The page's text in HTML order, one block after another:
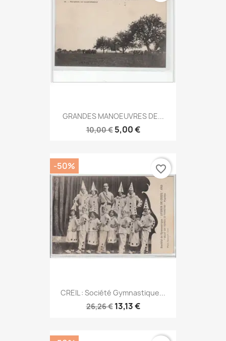
GRANDES MANOEUVRES DE...
10,00 € 5,00 €
CREIL : Société Gymnastique...
26,26 € 13,13 €
-50% favorite_border